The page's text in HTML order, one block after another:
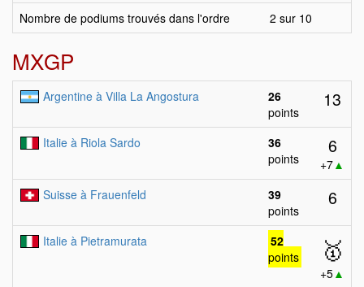
Nombre de podiums trouvés dans l'ordre 2 sur 10
MXGP
Argentine à Villa La Angostura
26
points
13
Italie à Riola Sardo
36
points
6
+7▲
Suisse à Frauenfeld
39
points
6
Italie à Pietramurata
52
points
🥇
+5▲